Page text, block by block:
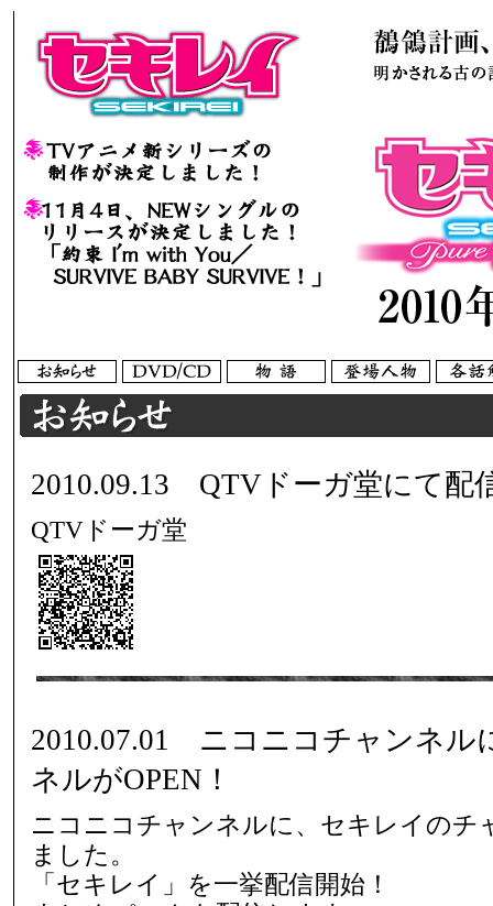
2010.09.13 QTVドーガ堂にて配
QTVドーガ堂
2010.07.01 ニコニコチャンネル
ネルがOPEN！
ニコニコチャンネルに、セキレイのチ
ました。
「セキレイ」を一挙配信開始！